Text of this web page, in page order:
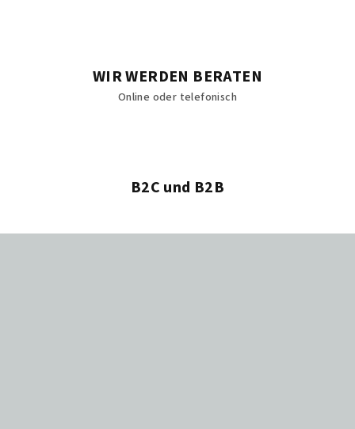
WIR WERDEN BERATEN
Online oder telefonisch
B2C und B2B